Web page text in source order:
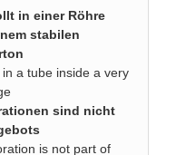
in einer Röhre
stabilen
a tube inside a very
sind nicht
is not part of